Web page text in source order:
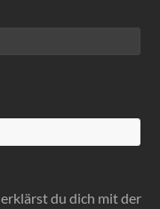
du dich mit der